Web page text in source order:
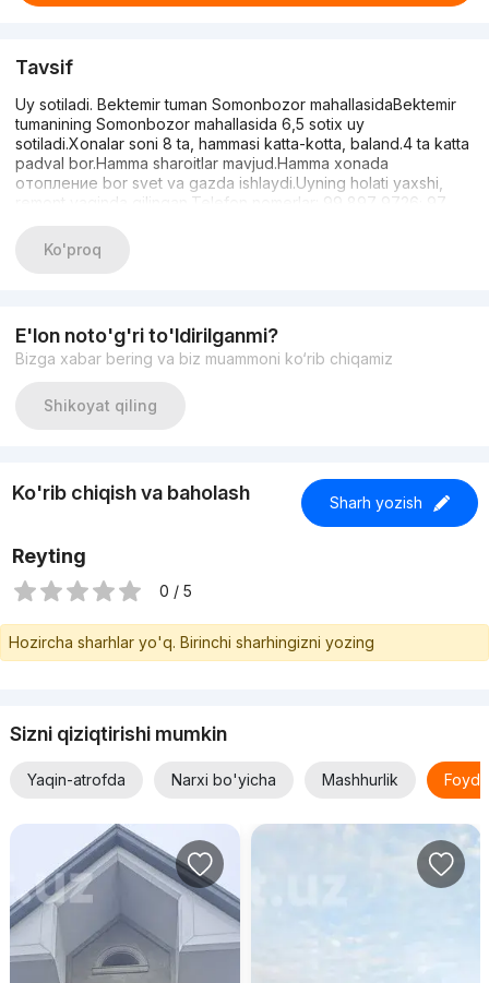
Tavsif
Uy sotiladi. Bektemir tuman Somonbozor mahallasidaBektemir
tumanining Somonbozor mahallasida 6,5 sotix uy
sotiladi.Xonalar soni 8 ta, hammasi katta-kotta, baland.4 ta katta
padval bor.Hamma sharoitlar mavjud.Hamma xonada
отопление bor svet va gazda ishlaydi.Uyning holati yaxshi,
remont yaqinda qilingan.Telefon nomerlar: 99 897 9726; 97
Ko'proq
E'lon noto'g'ri to'ldirilganmi?
Bizga xabar bering va biz muammoni ko‘rib chiqamiz
Shikoyat qiling
Ko'rib chiqish va baholash Sharh yozish
Reyting
0 / 5
Hozircha sharhlar yo'q. Birinchi sharhingizni yozing
Sizni qiziqtirishi mumkin
Yaqin-atrofda Narxi bo'yicha Mashhurlik